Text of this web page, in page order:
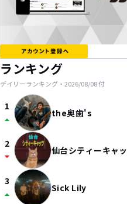
ランキング
デイリーランキング・ 2026/08/08付
1
arrow_drop_up the奥歯's
2
arrow_drop_down 仙台シティーキャ
3
arrow_drop_up Sick Lily